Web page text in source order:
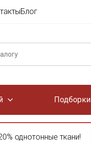
Блог
Подборки
однотонные ткани!